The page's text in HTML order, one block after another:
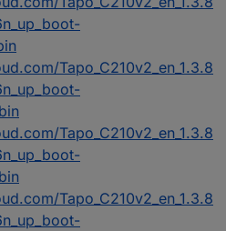
Tapo_C210v2_en_1.3.8
Tapo_C210v2_en_1.3.8
Tapo_C210v2_en_1.3.8